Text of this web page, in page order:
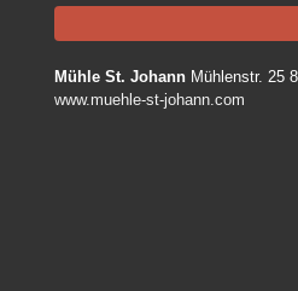
Mühle St. JohannMühlenstr. 25
www.muehle-st-johann.com